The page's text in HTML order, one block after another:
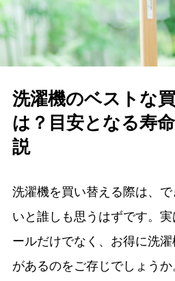
洗濯機のベストな
は？目安となる寿
説
洗濯機を買い替える際は、
いと誰しも思うはずです。
ールだけでなく、お得に洗
があるのをご存じでしょうか